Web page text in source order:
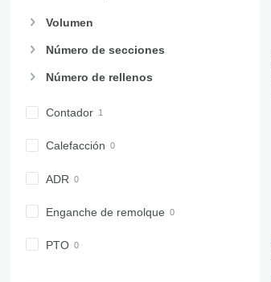
Volumen
Número de secciones
Número de rellenos
Contador
Calefacción
ADR
Enganche de remolque
PTO